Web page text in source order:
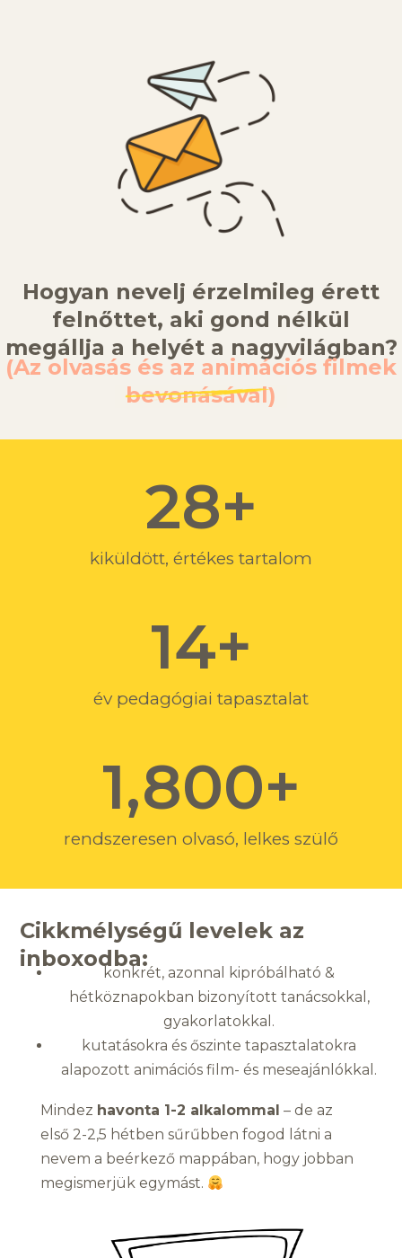
Hogyan nevelj érzelmileg érett
felnőttet, aki gond nélkül
megállja a helyét a nagyvilágban?
(Az olvasás és az animációs filmek
bevonásával)
kiküldött, értékes tartalom
28+
év pedagógiai tapasztalat
14+
rendszeresen olvasó, lelkes szülő
1,800+
Cikkmélységű levelek az
inboxodba:
konkrét, azonnal kipróbálható &
hétköznapokban bizonyított tanácsokkal,
gyakorlatokkal.
kutatásokra és őszinte tapasztalatokra
alapozott animációs film- és meseajánlókkal.
Mindez havonta 1-2 alkalommal – de az
első 2-2,5 hétben sűrűbben fogod látni a
nevem a beérkező mappában, hogy jobban
megismerjük egymást.